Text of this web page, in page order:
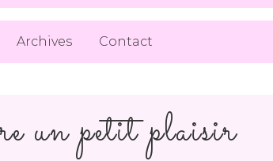
Archives Contact
un petit plaisir